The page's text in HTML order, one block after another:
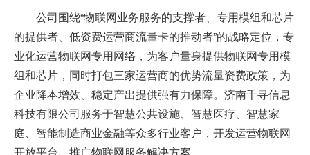
公司围绕“物联网业务服务的支撑者、专用模组和芯片
的提供者、低资费运营商流量卡的推动者”的战略定位，专
业化运营物联网专用网络，为客户量身提供物联网专用模
组和芯片，同时打包三家运营商的优势流量资费政策，为
企业降本增效、稳定产出提供强有力保障。济南千寻信息
科技有限公司服务于智慧公共设施、智慧医疗、智慧家
庭、智能制造商业金融等众多行业客户，开发运营物联网